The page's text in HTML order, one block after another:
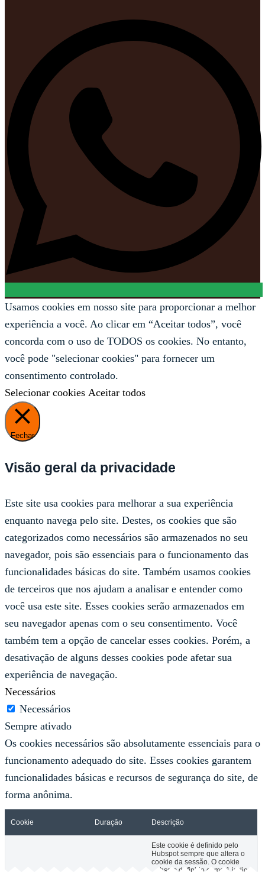
Usamos cookies em nosso site para proporcionar a melhor
experiência a você. Ao clicar em “Aceitar todos”, você
concorda com o uso de TODOS os cookies. No entanto,
você pode "selecionar cookies" para fornecer um
consentimento controlado.
Selecionar cookies Aceitar todos
Fechar
Visão geral da privacidade
Este site usa cookies para melhorar a sua experiência
enquanto navega pelo site. Destes, os cookies que são
categorizados como necessários são armazenados no seu
navegador, pois são essenciais para o funcionamento das
funcionalidades básicas do site. Também usamos cookies
de terceiros que nos ajudam a analisar e entender como
você usa este site. Esses cookies serão armazenados em
seu navegador apenas com o seu consentimento. Você
também tem a opção de cancelar esses cookies. Porém, a
desativação de alguns desses cookies pode afetar sua
experiência de navegação.
Necessários
Necessários
Sempre ativado
Os cookies necessários são absolutamente essenciais para o
funcionamento adequado do site. Esses cookies garantem
funcionalidades básicas e recursos de segurança do site, de
forma anônima.
Cookie Duração Descrição
Este cookie é definido pelo
Hubspot sempre que altera o
cookie da sessão. O cookie
__hssrc definido como 1 indica